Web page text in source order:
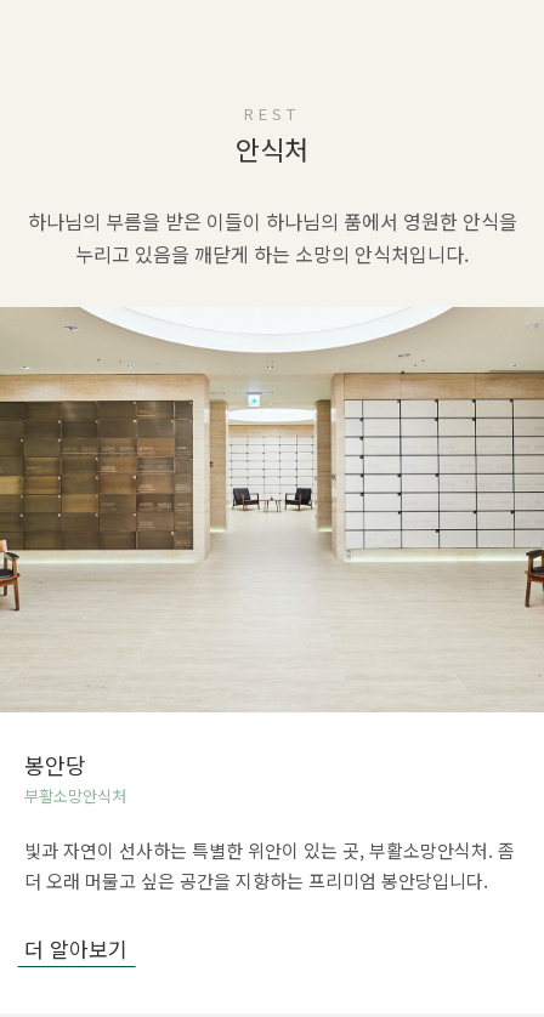
REST
안식처
하나님의 부름을 받은 이들이 하나님의 품에서 영원한 안식을
누리고 있음을 깨닫게 하는 소망의 안식처입니다.
봉안당
부활소망안식처
빛과 자연이 선사하는 특별한 위안이 있는 곳,부활소망안식처. 좀
더 오래 머물고 싶은 공간을 지향하는 프리미엄 봉안당입니다.
더 알아보기